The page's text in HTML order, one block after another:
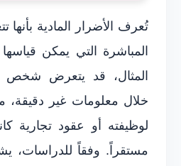
تُعرف الأضرار المادية بأنها
المباشرة التي يمكن
المثال، قد يتعرض شخص
خلال معلومات غير دقيقة،
لوظيفته أو عقود تجارية